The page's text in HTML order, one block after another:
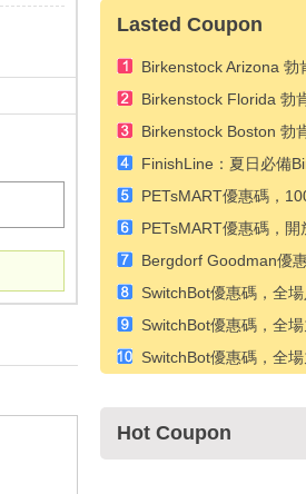
Lasted Coupon
Birkenstock Arizona 勃
飾雙帶涼拖 6.9折 $90
Birkenstock Florida 勃
軟木涼拖 7.3折 $90（
Birkenstock Boston 勃
包頭穆勒拖 7.7折
FinishLine：夏日必備
鞋專場 經典舒適款低至
PETsMART優惠碼，
20% 折扣
PETsMART優惠碼，開
品八折優惠
Bergdorf Goodman優
優惠
SwitchBot優惠碼，全
費
SwitchBot優惠碼，全
SwitchBot優惠碼，全
Hot Coupon